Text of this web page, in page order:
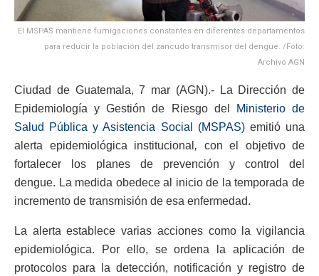
El MSPAS mantiene fumigaciones constantes en diferentes departamentos
para reducir la población del zancudo transmisor del dengue. /Foto:
Archivo AGN
Ciudad de Guatemala, 7 mar (AGN).- La Dirección de
Epidemiología y Gestión de Riesgo del
Ministerio de
Salud Pública y Asistencia Social (MSPAS)emitió una
alerta epidemiológica institucional , con el objetivo de
fortalecer los planes de prevención y control del
dengue. La medida obedece al inicio de la temporada de
incremento de transmisión de esa enfermedad.
La alerta establece varias acciones como la vigilancia
epidemiológica. Por ello, se ordena la aplicación de
protocolos para la detección, notificación y registro de